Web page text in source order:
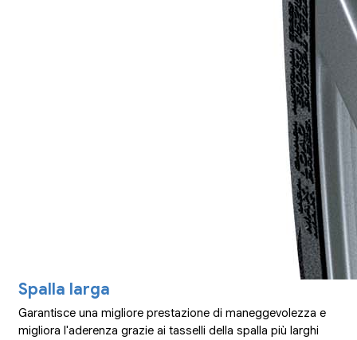
Spalla larga
Garantisce una migliore prestazione di maneggevolezza e
migliora l'aderenza grazie ai tasselli della spalla più larghi